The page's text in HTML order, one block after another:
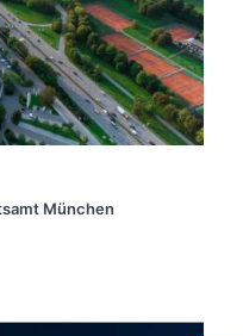
München